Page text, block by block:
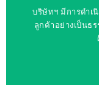
บริษัทฯ มีการดำเ
ลูกค้าอย่างเป็นธ